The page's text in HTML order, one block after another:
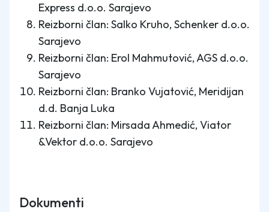
Express d.o.o. Sarajevo
Reizborni član: Salko Kruho, Schenker d.o.o.
Sarajevo
Reizborni član: Erol Mahmutović, AGS d.o.o.
Sarajevo
Reizborni član: Branko Vujatović, Meridijan
d.d. Banja Luka
Reizborni član: Mirsada Ahmedić, Viator
&Vektor d.o.o. Sarajevo
Dokumenti